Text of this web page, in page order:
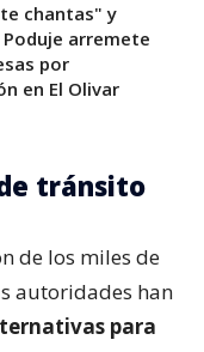
chantas" y
arremete
por
en El Olivar
tránsito
de los miles de
autoridades han
para